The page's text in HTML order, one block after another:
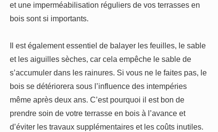
et une imperméabilisation réguliers de vos terrasses en
bois sont si importants.
Il est également essentiel de balayer les feuilles, le sable
et les aiguilles sèches, car cela empêche le sable de
s’accumuler dans les rainures. Si vous ne le faites pas, le
bois se détériorera sous l’influence des intempéries
même après deux ans. C’est pourquoi il est bon de
prendre soin de votre terrasse en bois à l’avance et
d’éviter les travaux supplémentaires et les coûts inutiles.